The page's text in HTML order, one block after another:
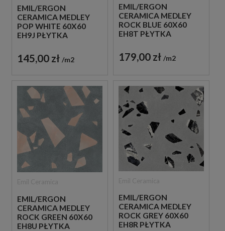
EMIL/ERGON
CERAMICA MEDLEY
POP WHITE 60X60
EH9J PŁYTKA
145,00 zł m2
EMIL/ERGON
CERAMICA MEDLEY
ROCK BLUE 60X60
EH8T PŁYTKA
179,00 zł m2
EMIL/ERGON
CERAMICA MEDLEY
ROCK GREEN 60X60
EH8U PŁYTKA
EMIL/ERGON
CERAMICA MEDLEY
ROCK GREY 60X60
EH8R PŁYTKA